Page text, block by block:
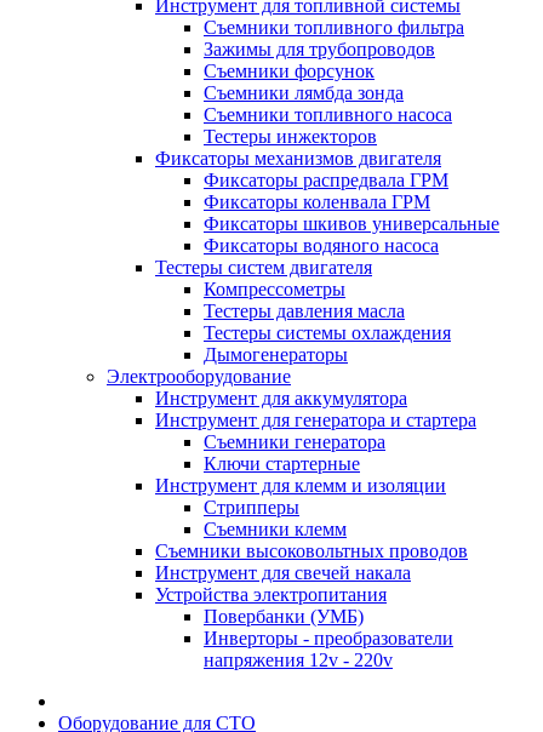
Инструмент для топливной системы
Съемники топливного фильтра
Зажимы для трубопроводов
Съемники форсунок
Съемники лямбда зонда
Съемники топливного насоса
Тестеры инжекторов
Фиксаторы механизмов двигателя
Фиксаторы распредвала ГРМ
Фиксаторы коленвала ГРМ
Фиксаторы шкивов универсальные
Фиксаторы водяного насоса
Тестеры систем двигателя
Компрессометры
Тестеры давления масла
Тестеры системы охлаждения
Дымогенераторы
Электрооборудование
Инструмент для аккумулятора
Инструмент для генератора и стартера
Съемники генератора
Ключи стартерные
Инструмент для клемм и изоляции
Стрипперы
Съемники клемм
Съемники высоковольтных проводов
Инструмент для свечей накала
Устройства электропитания
Повербанки (УМБ)
Инверторы - преобразователи
напряжения 12v - 220v
Оборудование для СТО